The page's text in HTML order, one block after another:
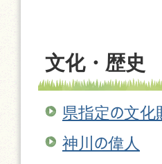
文化・歴史
県指定の文化
神川の偉人